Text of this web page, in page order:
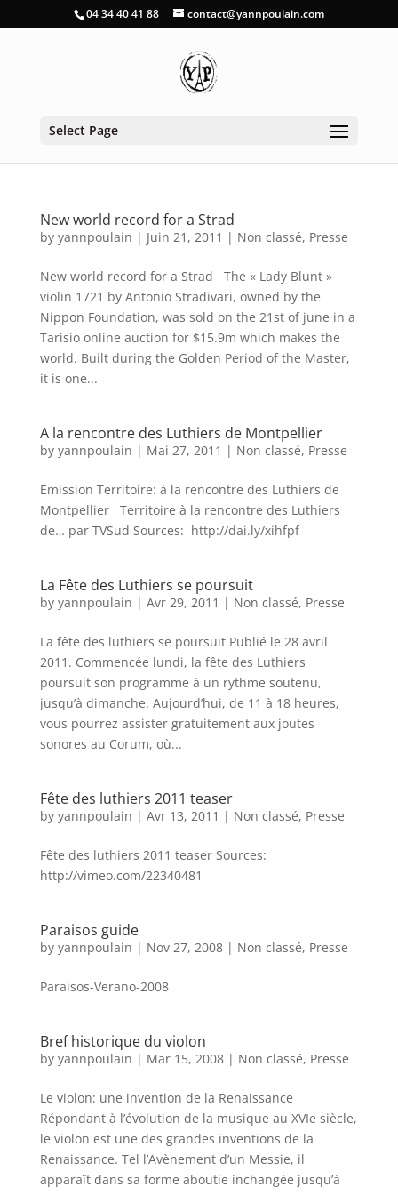
04 34 40 41 88 contact@yannpoulain.com
Select Page
New world record for a Strad
by yannpoulain | Juin 21, 2011 | Non classé, Presse
New world record for a Strad The « Lady Blunt »
violin 1721 by Antonio Stradivari, owned by the
Nippon Foundation, was sold on the 21st of june in a
Tarisio online auction for $15.9m which makes the
world. Built during the Golden Period of the Master,
it is one...
A la rencontre des Luthiers de Montpellier
by yannpoulain | Mai 27, 2011 | Non classé, Presse
Emission Territoire: à la rencontre des Luthiers de
Montpellier Territoire à la rencontre des Luthiers
de… par TVSud Sources: http://dai.ly/xihfpf
La Fête des Luthiers se poursuit
by yannpoulain | Avr 29, 2011 | Non classé, Presse
La fête des luthiers se poursuit Publié le 28 avril
2011. Commencée lundi, la fête des Luthiers
poursuit son programme à un rythme soutenu,
jusqu’à dimanche. Aujourd’hui, de 11 à 18 heures,
vous pourrez assister gratuitement aux joutes
sonores au Corum, où...
Fête des luthiers 2011 teaser
by yannpoulain | Avr 13, 2011 | Non classé, Presse
Fête des luthiers 2011 teaser Sources:
http://vimeo.com/22340481
Paraisos guide
by yannpoulain | Nov 27, 2008| Non classé, Presse
Paraisos-Verano-2008
Bref historique du violon
by yannpoulain | Mar 15, 2008| Non classé, Presse
Le violon: une invention de la Renaissance
Répondant à l’évolution de la musique au XVIe siècle,
le violon est une des grandes inventions de la
Renaissance. Tel l’Avènement d’un Messie, il
apparaît dans sa forme aboutie inchangée jusqu’à